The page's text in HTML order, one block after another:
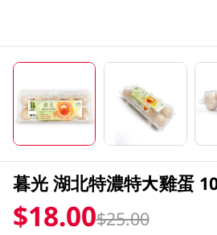
暮光 湖北特濃特大雞蛋
$18.00$25.00